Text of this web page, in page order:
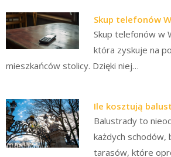
Skup telefonów
Skup telefonów w
która zyskuje na
mieszkańców stolicy. Dzięki niej…
Ile kosztują
Balustrady to
każdych schodów,
tarasów, które